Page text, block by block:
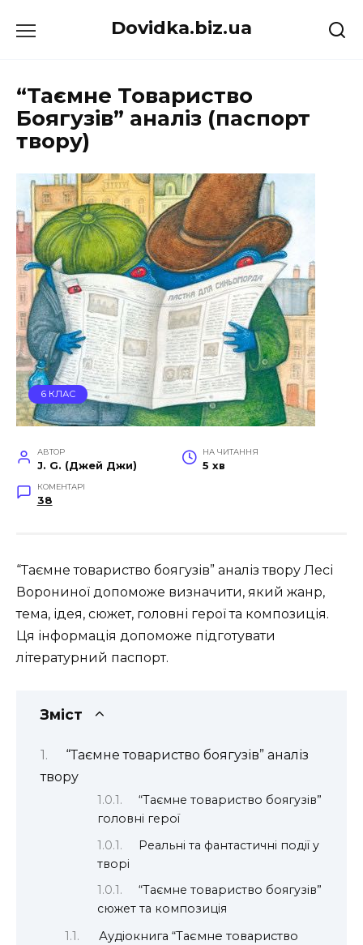
до
Dovidka.biz.ua
“Таємне Товариство
Боягузів” аналіз (паспорт
твору)
6 КЛАС
АВТОР
J. G. (Джей Джи)
НА ЧИТАННЯ
5 хв
КОМЕНТАРІ
38
“Таємне товариство боягузів” аналіз твору Лесі
Ворониної допоможе визначити, який жанр,
тема, ідея, сюжет, головні герої та композиція.
Ця інформація допоможе підготувати
літературний паспорт.
Зміст
“Таємне товариство боягузів” аналіз
твору
“Таємне товариство боягузів”
головні герої
Реальні та фантастичні події у
творі
“Таємне товариство боягузів”
сюжет та композиція
Аудіокнига “Таємне товариство